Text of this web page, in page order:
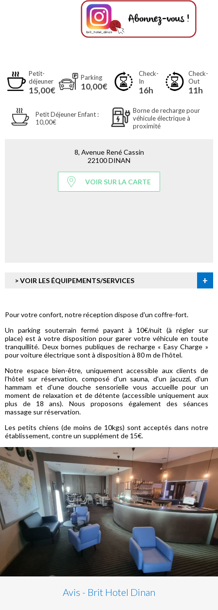
Petit-
déjeuner
15,00€
Parking
10,00€
Check-
In
16h
Check-
Out
11h
Petit Déjeuner Enfant :
10,00€
Borne de recharge pour
véhicule électrique à
proximité
8, Avenue René Cassin
22100 DINAN
VOIR SUR LA CARTE
> VOIR LES ÉQUIPEMENTS/SERVICES +
Pour votre confort, notre réception dispose d'un coffre-fort.
Un parking souterrain fermé payant à 10€/nuit (à régler sur
place) est à votre disposition pour garer votre véhicule en toute
tranquillité. Deux bornes publiques de recharge « Easy Charge »
pour voiture électrique sont à disposition à 80 m de l’hôtel.
Notre espace bien-être, uniquement accessible aux clients de
l’hôtel sur réservation, composé d'un sauna, d'un jacuzzi, d'un
hammam et d'une douche sensorielle vous accueille pour un
moment de relaxation et de détente (accessible uniquement aux
plus de 18 ans). Nous proposons également des séances
massage sur réservation.
Les petits chiens (de moins de 10kgs) sont acceptés dans notre
établissement, contre un supplément de 15€.
Avis - Brit Hotel Dinan